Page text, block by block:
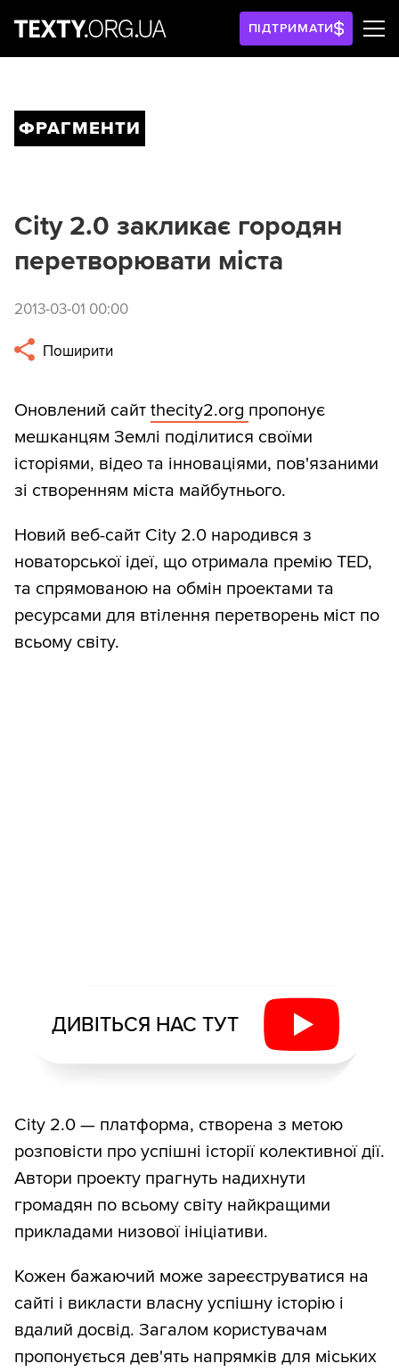
ПІДТРИМАТИ
ФРАГМЕНТИ
City 2.0 закликає городян
перетворювати міста
2013-03-01 00:00
Поширити
Оновлений сайт thecity2.org пропонує
мешканцям Землі поділитися своїми
історіями, відео та інноваціями, пов'язаними
зі створенням міста майбутнього.
Новий веб-сайт City 2.0 народився з
новаторської ідеї, що отримала премію TED,
та спрямованою на обмін проектами та
ресурсами для втілення перетворень міст по
всьому світу.
ДИВІТЬСЯ НАС ТУТ
City 2.0 — платформа, створена з метою
розповісти про успішні історії колективної дії.
Автори проекту прагнуть надихнути
громадян по всьому світу найкращими
прикладами низової ініціативи.
Кожен бажаючий може зареєструватися на
сайті і викласти власну успішну історію і
вдалий досвід. Загалом користувачам
пропонується дев'ять напрямків для міських